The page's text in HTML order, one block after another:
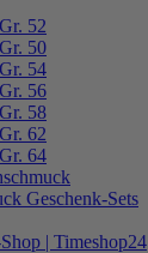
Gr. 52
Gr. 50
Gr. 54
Gr. 56
Gr. 58
Gr. 62
Gr. 64
Geschenk-Sets
| Timeshop24